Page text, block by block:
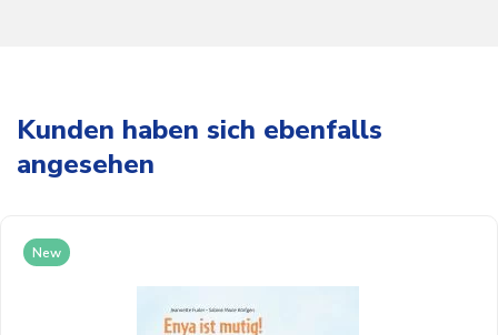
Kunden haben sich ebenfalls
angesehen
New